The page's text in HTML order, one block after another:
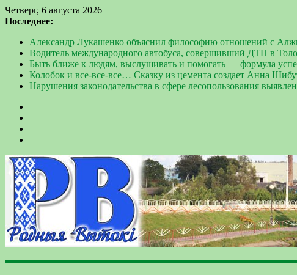
Четверг, 6 августа 2026
Последнее:
Александр Лукашенко объяснил философию отношений с
Водитель международного автобуса, совершивший ДТП в
Быть ближе к людям, выслушивать и помогать — формула
Колобок и все-все-все… Сказку из цемента создает Анна
Нарушения законодательства в сфере лесопользования